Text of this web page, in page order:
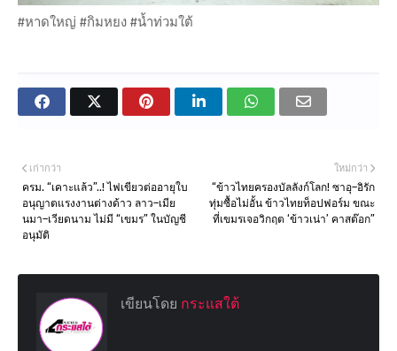
#หาดใหญ่ #กิมหยง #น้ำท่วมใต้
ใหม่กว่า
“ข้าวไทยครองบัลลังก์โลก! ซาอุ–อิรัก
ทุ่มซื้อไม่อั้น ข้าวไทยท็อปฟอร์ม ขณะ
ที่เขมรเจอวิกฤต ‘ข้าวเน่า’ คาสต๊อก”
เก่ากว่า
ครม. “เคาะแล้ว”..! ไฟเขียวต่ออายุใบ
อนุญาตแรงงานต่างด้าว ลาว–เมีย
นมา–เวียดนาม ไม่มี “เขมร” ในบัญชี
อนุมัติ
เขียนโดย กระแสใต้